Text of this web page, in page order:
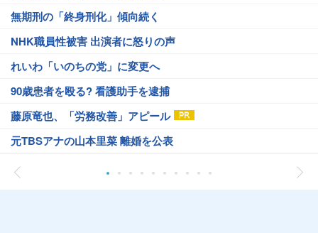
無期刑の「終身刑化」傾向続く
NHK職員性被害 出演者に怒りの声
れいわ「いのちの党」に変更へ
90歳患者を殴る? 看護助手を逮捕
藤原竜也、「労務改善」アピール
元TBSアナの山本里菜 離婚を公表